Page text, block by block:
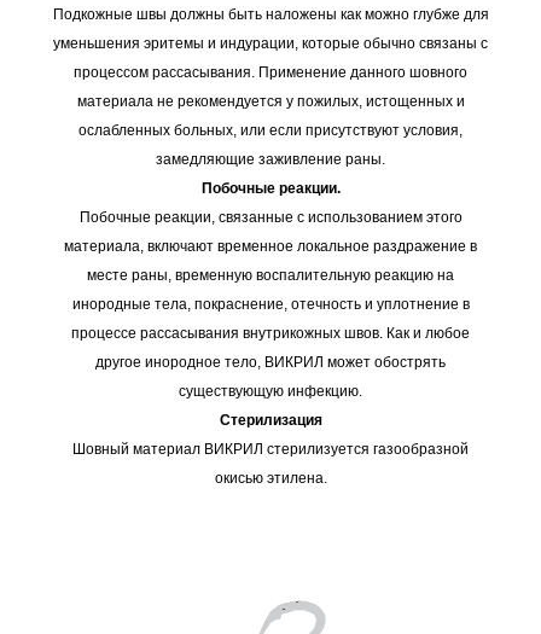
Подкожные швы должны быть наложены как можно глубже для
уменьшения эритемы и индурации, которые обычно связаны с
процессом рассасывания. Применение данного шовного
материала не рекомендуется у пожилых, истощенных и
ослабленных больных, или если присутствуют условия,
замедляющие заживление раны.
Побочные реакции.
Побочные реакции, связанные с использованием этого
материала, включают временное локальное раздражение в
месте раны, временную воспалительную реакцию на
инородные тела, покраснение, отечность и уплотнение в
процессе рассасывания внутрикожных швов. Как и любое
другое инородное тело, ВИКРИЛ может обострять
существующую инфекцию.
Стерилизация
Шовный материал ВИКРИЛ стерилизуется газообразной
окисью этилена.